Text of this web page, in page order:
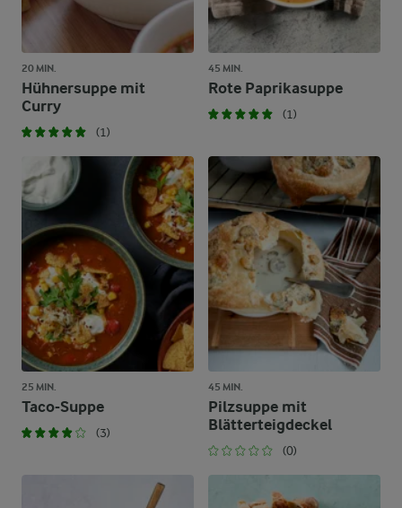
20 MIN.
Hühnersuppe mit
Curry
(1)
45 MIN.
Rote Paprikasuppe
(1)
25 MIN.
Taco-Suppe
(3)
45 MIN.
Pilzsuppe mit
Blätterteigdeckel
(0)